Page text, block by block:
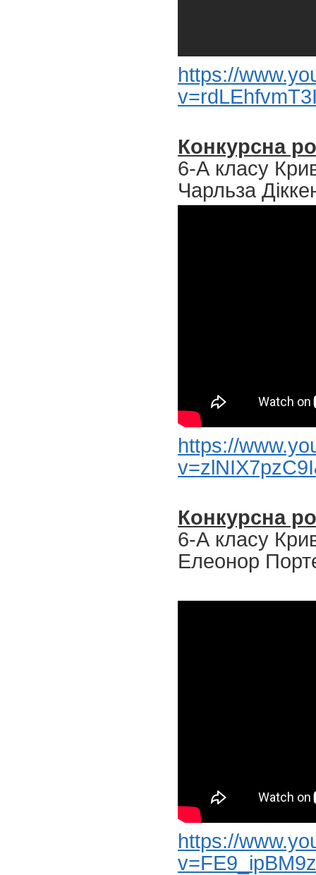
https://
Конкурсна
6-А класу
Чарльза
https://
Конкурсна
6-А класу
Елеонор
https://